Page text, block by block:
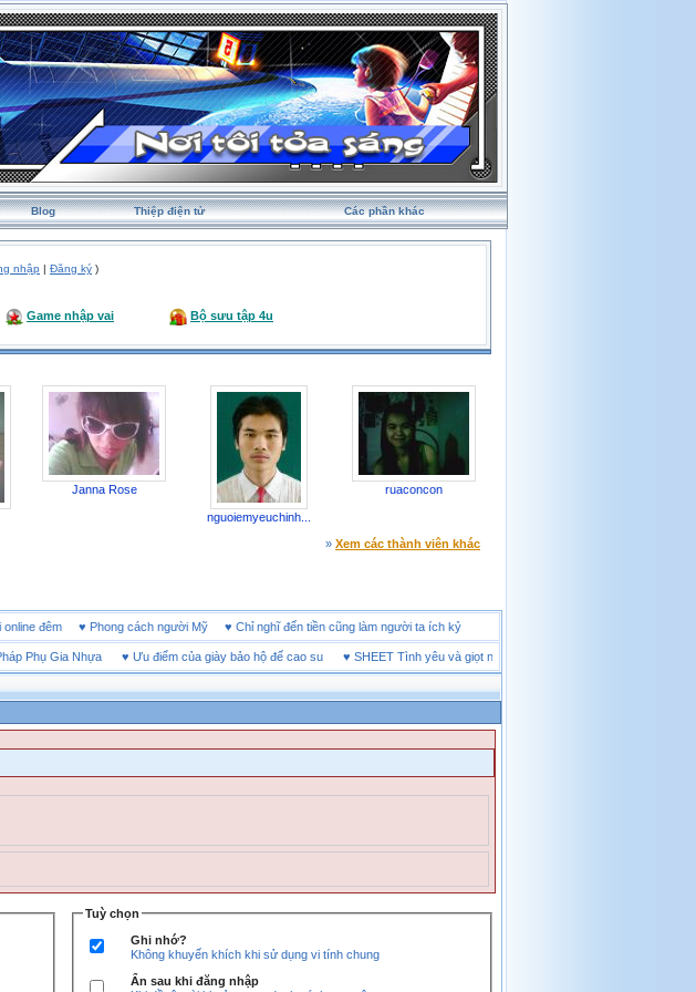
Blog Thiệp điện tử Các phần khác
nhập | Đăng ký )
Game nhập vai Bộ sưu tập 4u
Janna Rose
nguoiemyeuchinh...
ruaconcon
» Xem các thành viên khác
giới online đêm♥Phong cách người Mỹ♥Chỉ nghĩ đến tiền cũng làm người ta ích kỷ
Phụ Gia Nhựa♥ Ưu điểm của giày bảo hộ đế cao su♥ SHEET Tình yêu và giọt nước mắt
Tuỳ chọn
Ghi nhớ?
Không khuyến khích khi sử dụng vi tính chung
Ẩn sau khi đăng nhập